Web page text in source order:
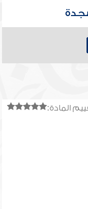
المادة: